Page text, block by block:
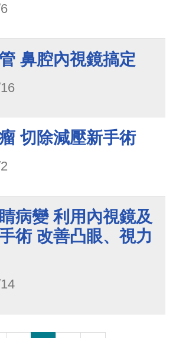
鼻腔內視鏡搞定
切除減壓新手術
病變 利用內視鏡及
術 改善凸眼、視力